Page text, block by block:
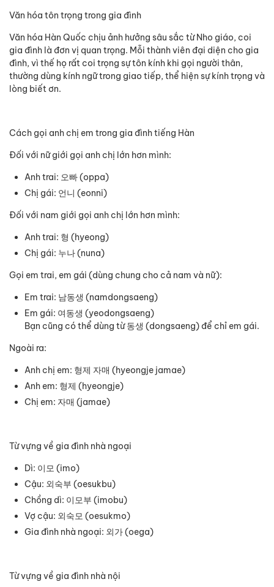
Văn hóa tôn trọng trong gia đình
Văn hóa Hàn Quốc chịu ảnh hưởng sâu sắc từ Nho giáo, coi
gia đình là đơn vị quan trọng. Mỗi thành viên đại diện cho gia
đình, vì thế họ rất coi trọng sự tôn kính khi gọi người thân,
thường dùng kính ngữ trong giao tiếp, thể hiện sự kính trọng và
lòng biết ơn.
Cách gọi anh chị em trong gia đình tiếng Hàn
Đối với nữ giới gọi anh chị lớn hơn mình:
Anh trai: 오빠 (oppa)
Chị gái: 언니 (eonni)
Đối với nam giới gọi anh chị lớn hơn mình:
Anh trai: 형 (hyeong)
Chị gái: 누나 (nuna)
Gọi em trai, em gái (dùng chung cho cả nam và nữ):
Em trai: 남동생 (namdongsaeng)
Em gái: 여동생 (yeodongsaeng)
Bạn cũng có thể dùng từ 동생 (dongsaeng) để chỉ em gái.
Ngoài ra:
Anh chị em: 형제 자매 (hyeongje jamae)
Anh em: 형제 (hyeongje)
Chị em: 자매 (jamae)
Từ vựng về gia đình nhà ngoại
Dì: 이모 (imo)
Cậu: 외숙부 (oesukbu)
Chồng dì: 이모부 (imobu)
Vợ cậu: 외숙모 (oesukmo)
Gia đình nhà ngoại: 외가 (oega)
Từ vựng về gia đình nhà nội